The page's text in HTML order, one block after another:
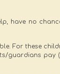
have no
For these
pay